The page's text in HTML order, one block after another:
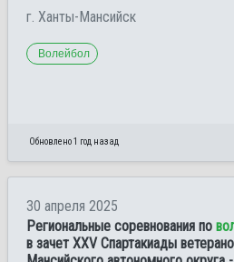
г. Ханты-Мансийск
Волейбол
Обновлено 1 год назад
30 апреля 2025
Региональные соревнования по
в зачет XXV Спартакиады